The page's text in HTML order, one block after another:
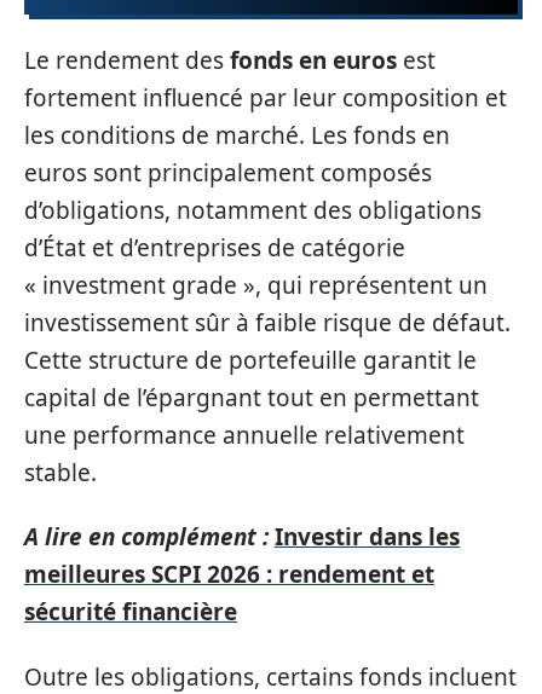
Le rendement desfonds en euros est
fortement influencé par leur composition et
les conditions de marché. Les fonds en
euros sont principalement composés
d’obligations, notamment des obligations
d’État et d’entreprises de catégorie
« investment grade », qui représentent un
investissement sûr à faible risque de défaut.
Cette structure de portefeuille garantit le
capital de l’épargnant tout en permettant
une performance annuelle relativement
stable.
A lire en complément :Investir dans les
meilleures SCPI 2026 : rendement et
sécurité financière
Outre les obligations, certains fonds incluent